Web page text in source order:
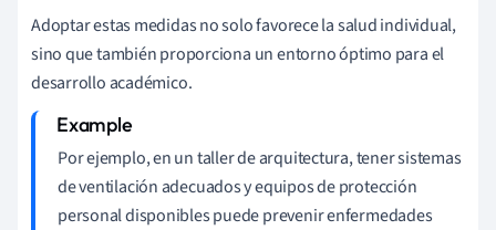
Adoptar estas medidas no solo favorece la salud individual,
sino que también proporciona un entorno óptimo para el
desarrollo académico.
Por ejemplo, en un taller de arquitectura, tener sistemas
de ventilación adecuados y equipos de protección
personal disponibles puede prevenir enfermedades